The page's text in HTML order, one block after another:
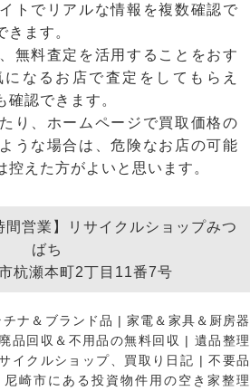
トでリアルな情報を複数確認で
きます。
無料査定を活用することをおす
なるお店で査定をしてもらえ
確認できます。
り、ホームページで買取価格の
うな場合は、危険なお店の可能
えた方がよいと思います。
営業】リサイクルショップみつ
ばち
杭瀬本町2丁目11番7号
ナ＆ブランド品 |家電＆家具＆厨房器
廃品回収＆不用品の無料回収 | 遺品整理
イクルショップ、買取り日記 |不要品
尼崎市にある投資物件用の空き家整理